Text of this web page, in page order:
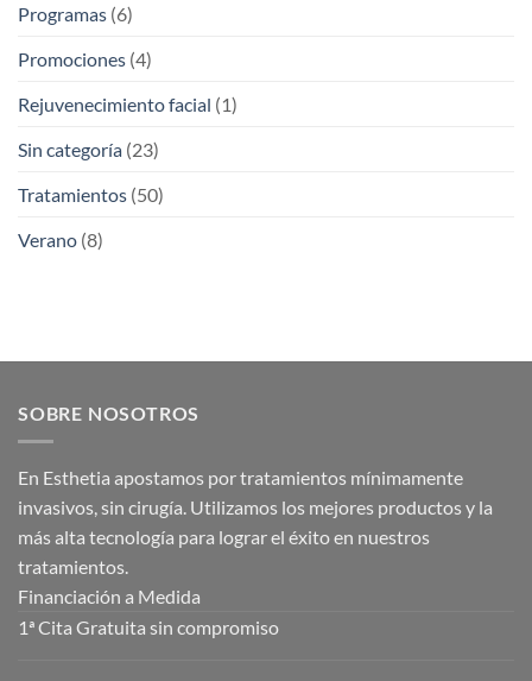
Programas (6)
Promociones (4)
Rejuvenecimiento facial (1)
Sin categoría (23)
Tratamientos (50)
Verano (8)
SOBRE NOSOTROS
En Esthetia apostamos por tratamientos mínimamente
invasivos, sin cirugía. Utilizamos los mejores productos y la
más alta tecnología para lograr el éxito en nuestros
tratamientos.
Financiación a Medida
1ª Cita Gratuita sin compromiso